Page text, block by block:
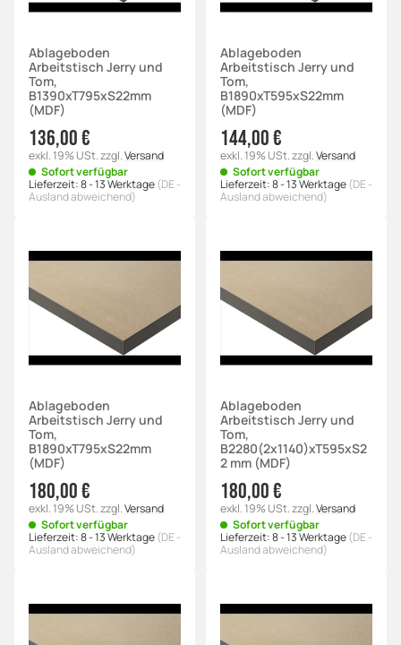
Ablageboden
Arbeitstisch Jerry und
Tom,
B1390xT795xS22mm
(MDF)
136,00 €
exkl. 19% USt.zzgl.Versand
Sofort verfügbar
Lieferzeit:8 - 13 Werktage(DE -
Ausland abweichend)
Ablageboden
Arbeitstisch Jerry und
Tom,
B1890xT595xS22mm
(MDF)
144,00 €
exkl. 19% USt.zzgl.Versand
Sofort verfügbar
Lieferzeit:8 - 13 Werktage(DE -
Ausland abweichend)
Ablageboden
Arbeitstisch Jerry und
Tom,
B1890xT795xS22mm
(MDF)
180,00 €
exkl. 19% USt.zzgl.Versand
Sofort verfügbar
Lieferzeit:8 - 13 Werktage(DE -
Ausland abweichend)
Ablageboden
Arbeitstisch Jerry und
Tom,
B2280(2x1140)xT595xS2
2 mm (MDF)
180,00 €
exkl. 19% USt.zzgl.Versand
Sofort verfügbar
Lieferzeit:8 - 13 Werktage(DE -
Ausland abweichend)